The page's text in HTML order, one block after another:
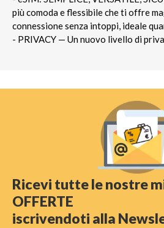
più comoda e flessibile che ti offre
connessione senza intoppi, ideale
- PRIVACY — Un nuovo livello di
Ricevi tutte le nostre
OFFERTE
iscrivendoti alla